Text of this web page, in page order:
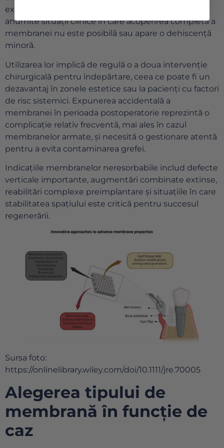
expunerii. Această caracteristică le face utile în
anumite situații clinice în care acoperirea completă a
membranei nu este posibilă sau apare o dehiscență
minoră.
Utilizarea lor implică de regulă o a doua intervenție
chirurgicală pentru îndepărtare, ceea ce poate fi un
dezavantaj în zonele estetice sau la pacienți cu factori
de risc sistemici. Expunerea accidentală a
membranei în perioada postoperatorie reprezintă o
complicație relativ frecventă, mai ales în cazul
membranelor armate, și necesită o gestionare atentă
pentru a evita contaminarea grefei.
Indicațiile membranelor neresorbabile includ defecte
verticale importante, augmentări combinate extinse,
reabilitări complexe preimplantare și situațiile în care
stabilitatea spațiului este critică pentru succesul
regenerării.
Sursa foto:
https://onlinelibrary.wiley.com/doi/10.1111/jre.70005
Alegerea tipului de
membrană în funcție de
caz